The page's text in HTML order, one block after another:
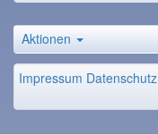
Aktionen
Impressum Datenschutz